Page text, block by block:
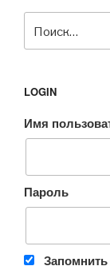
LOGIN
Имя
Пароль